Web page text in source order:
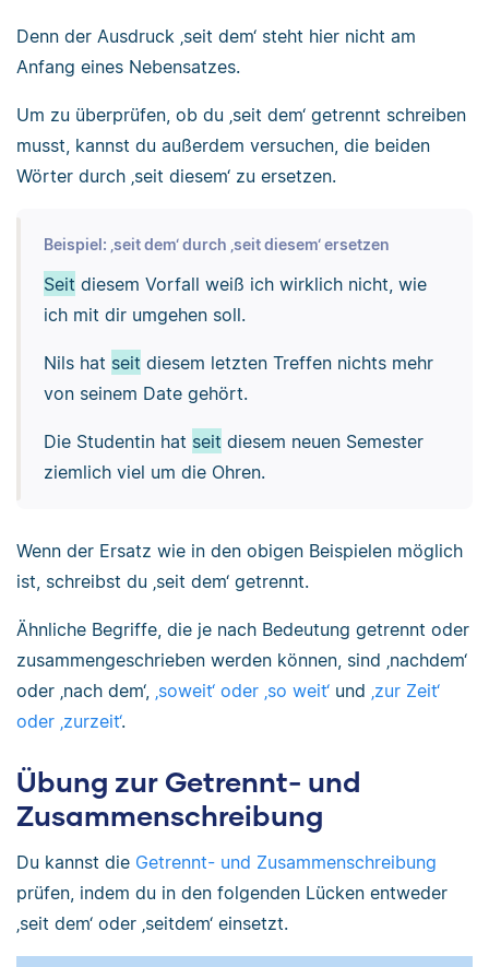
Denn der Ausdruck ‚seit dem‘ steht hier nicht am
Anfang eines Nebensatzes.
Um zu überprüfen, ob du ‚seit dem‘ getrennt schreiben
musst, kannst du außerdem versuchen, die beiden
Wörter durch ‚seit diesem‘ zu ersetzen.
Beispiel: ‚seit dem‘ durch ‚seit diesem‘ ersetzen
Seit diesem Vorfall weiß ich wirklich nicht, wie
ich mit dir umgehen soll.
Nils hat seit diesem letzten Treffen nichts mehr
von seinem Date gehört.
Die Studentin hat seit diesem neuen Semester
ziemlich viel um die Ohren.
Wenn der Ersatz wie in den obigen Beispielen möglich
ist, schreibst du ‚seit dem‘ getrennt.
Ähnliche Begriffe, die je nach Bedeutung getrennt oder
zusammengeschrieben werden können, sind ‚nachdem‘
oder ‚nach dem‘, ‚soweit‘ oder ‚so weit‘ und ‚zur Zeit‘
oder ‚zurzeit‘.
Übung zur Getrennt- und
Zusammenschreibung
Du kannst die Getrennt- und Zusammenschreibung
prüfen, indem du in den folgenden Lücken entweder
‚seit dem‘ oder ‚seitdem‘ einsetzt.